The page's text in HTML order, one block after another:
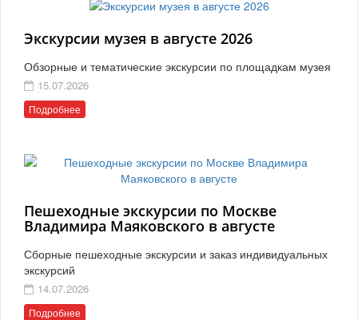
Экскурсии музея в августе 2026
Обзорные и тематические экскурсии по площадкам музея
15.07.2026
Подробнее
Пешеходные экскурсии по Москве
Владимира Маяковского в августе
Сборные пешеходные экскурсии и заказ индивидуальных
экскурсий
14.07.2026
Подробнее